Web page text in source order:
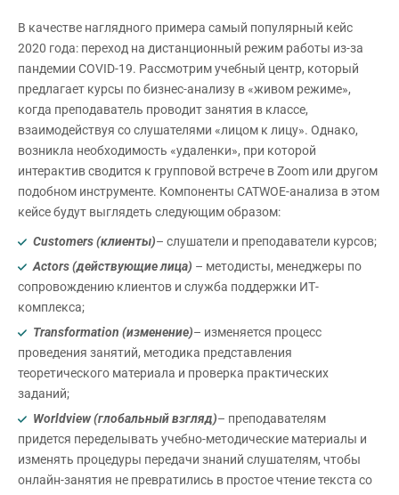
В качестве наглядного примера самый популярный кейс
2020 года: переход на дистанционный режим работы из-за
пандемии COVID-19. Рассмотрим учебный центр, который
предлагает курсы по бизнес-анализу в «живом режиме»,
когда преподаватель проводит занятия в классе,
взаимодействуя со слушателями «лицом к лицу». Однако,
возникла необходимость «удаленки», при которой
интерактив сводится к групповой встрече в Zoom или другом
подобном инструменте. Компоненты CATWOE-анализа в этом
кейсе будут выглядеть следующим образом:
Customers (клиенты)– слушатели и преподаватели курсов;
Actors (действующие лица) – методисты, менеджеры по
сопровождению клиентов и служба поддержки ИТ-
комплекса;
Transformation (изменение)– изменяется процесс
проведения занятий, методика представления
теоретического материала и проверка практических
заданий;
Worldview (глобальный взгляд)– преподавателям
придется переделывать учебно-методические материалы и
изменять процедуры передачи знаний слушателям, чтобы
онлайн-занятия не превратились в простое чтение текста со